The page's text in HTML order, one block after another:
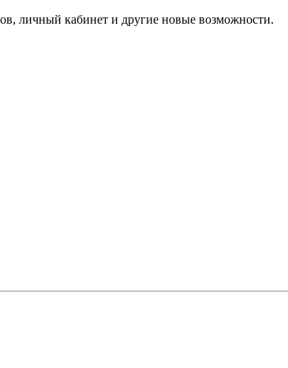
личный кабинет и другие новые возможности.